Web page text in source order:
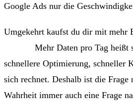
Google Ads nur die
Umgekehrt kaufst du dir mit mehr
Mehr Daten pro Tag heißt
schnellere Optimierung, schneller
sich rechnet. Deshalb ist die Frage
Wahrheit immer auch eine Frage